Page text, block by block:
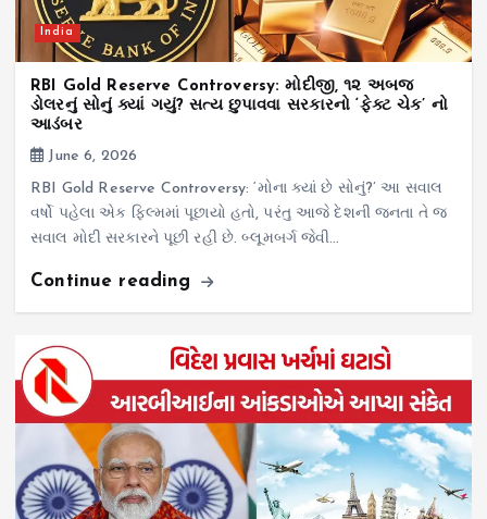
India
RBI Gold Reserve Controversy: મોદીજી, ૧૨ અબજ
ડોલરનું સોનું ક્યાં ગયું? સત્ય છુપાવવા સરકારનો ‘ફેક્ટ ચેક’ નો
આડંબર
June 6, 2026
RBI Gold Reserve Controversy: ‘મોના ક્યાં છે સોનું?’ આ સવાલ
વર્ષો પહેલા એક ફિલ્મમાં પૂછાયો હતો, પરંતુ આજે દેશની જનતા તે જ
સવાલ મોદી સરકારને પૂછી રહી છે. બ્લૂમબર્ગ જેવી…
Continue reading